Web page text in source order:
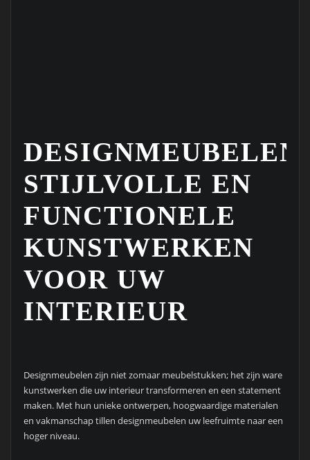
DESIGNMEUBELEN:
STIJLVOLLE EN
FUNCTIONELE
KUNSTWERKEN
VOOR UW
INTERIEUR
Designmeubelen zijn niet zomaar meubelstukken; het zijn ware
kunstwerken die uw interieur transformeren en een statement
maken. Met hun unieke ontwerpen, hoogwaardige materialen
en vakmanschap tillen designmeubelen uw leefruimte naar een
hoger niveau.